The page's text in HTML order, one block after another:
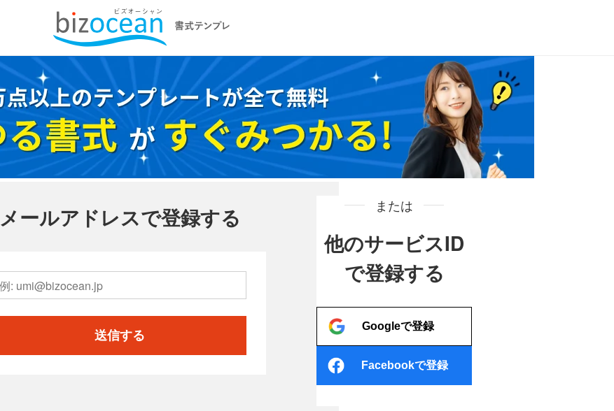
メールアドレスで登録する
送信する
または
他のサービスID
で登録する
Googleで登録
Facebookで登録